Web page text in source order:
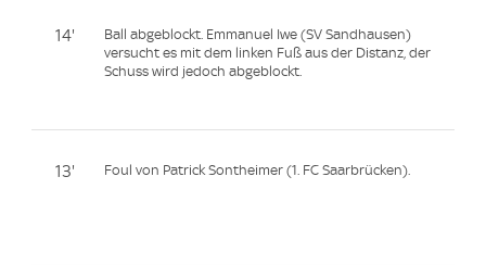
14'
Ball abgeblockt. Emmanuel Iwe (SV Sandhausen)
versucht es mit dem linken Fuß aus der Distanz, der
Schuss wird jedoch abgeblockt.
13' Foul von Patrick Sontheimer (1. FC Saarbrücken).